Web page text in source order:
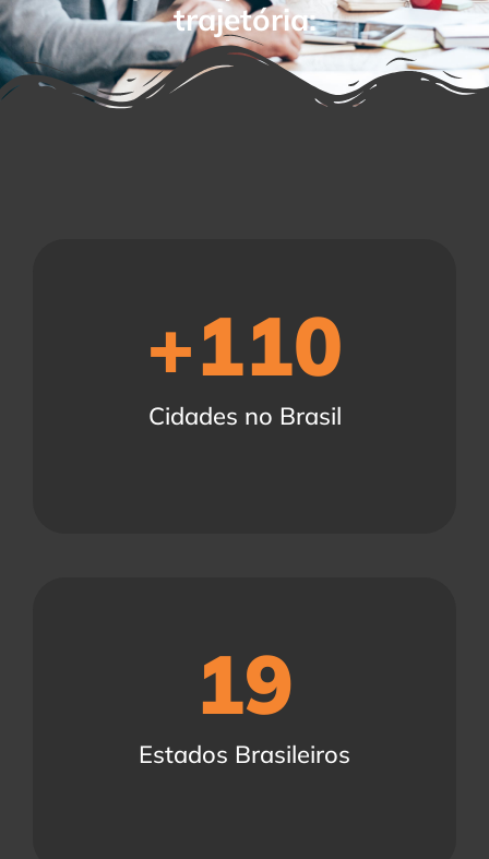
trajetória:
Cidades no Brasil
+110
Estados Brasileiros
19